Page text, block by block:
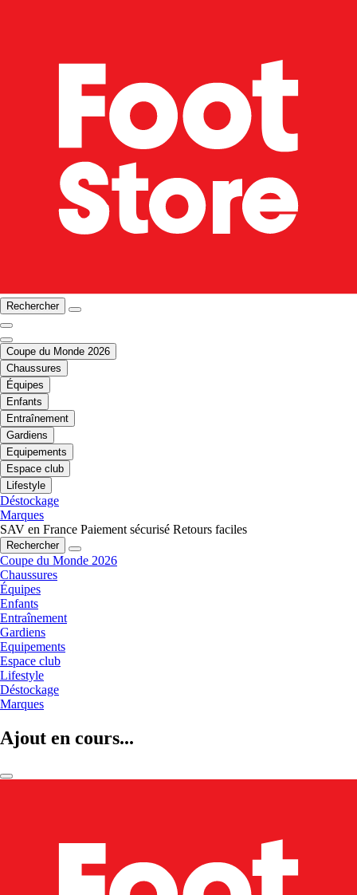
Rechercher
Coupe du Monde 2026
Chaussures
Équipes
Enfants
Entraînement
Gardiens
Equipements
Espace club
Lifestyle
Déstockage
Marques
SAV en France Paiement sécurisé Retours faciles
Rechercher
Coupe du Monde 2026
Chaussures
Équipes
Enfants
Entraînement
Gardiens
Equipements
Espace club
Lifestyle
Déstockage
Marques
Ajout en cours...